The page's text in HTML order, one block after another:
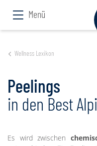
Menü
Wellness Lexikon
Peelings
in den Best
Es wird zwischen